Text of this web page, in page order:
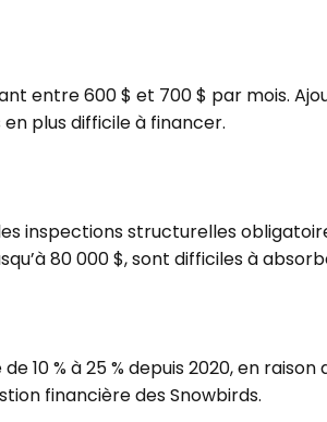
entre 600 $ et 700 $ par mois.
plus difficile à financer.
inspections structurelles
80 000 $, sont difficiles à
10 % à 25 % depuis 2020, en
financière des Snowbirds.